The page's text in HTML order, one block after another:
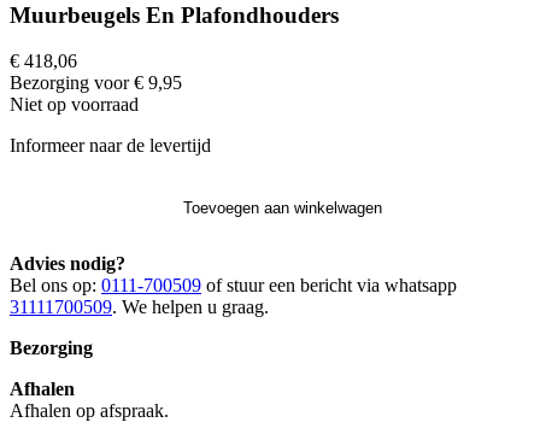
Muurbeugels En Plafondhouders
€ 418,06
Bezorging voor € 9,95
Niet op voorraad
Informeer naar de levertijd
Toevoegen aan winkelwagen
Advies nodig?
Bel ons op: 0111-700509 of stuur een bericht via whatsapp
31111700509. We helpen u graag.
Bezorging
Afhalen
Afhalen op afspraak.